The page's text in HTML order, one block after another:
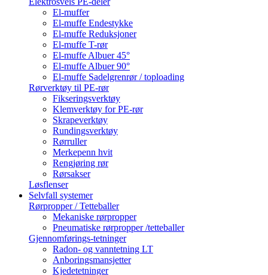
El-muffer
El-muffe Endestykke
El-muffe Reduksjoner
El-muffe T-rør
El-muffe Albuer 45°
El-muffe Albuer 90°
El-muffe Sadelgrenrør / toploading
Rørverktøy til PE-rør
Fikseringsverktøy
Klemverktøy for PE-rør
Skrapeverktøy
Rundingsverktøy
Rørruller
Merkepenn hvit
Rengjøring rør
Rørsakser
Løsflenser
Selvfall systemer
Rørpropper / Tetteballer
Mekaniske rørpropper
Pneumatiske rørpropper /tetteballer
Gjennomførings-tetninger
Radon- og vanntetning LT
Anboringsmansjetter
Kjedetetninger